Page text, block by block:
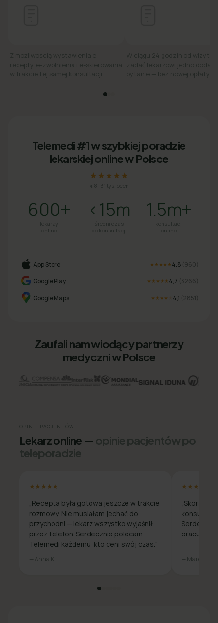
Z możliwością wystawienia e-
recepty, e-zwolnienia i e-skierowania
w trakcie tej samej konsultacji.
W ciągu 24 godzin od wizyty
zadać lekarzowi jedno
pytanie — bez nowej opłaty.
Telemedi #1 w szybkiej poradzie
lekarskiej online w Polsce
★★★★★
4.8 31 tys. ocen
600+
lekarzy
online
<15m
średni czas
do konsultacji
1.5m+
konsultacji
online
App Store ★★★★★ 4,8 (960
Google Play
★★★★★ 4,7 (3266
Google Maps ★★★★ 4,1 (2851
Zaufali nam wiodący partnerzy
medyczni w Polsce
OPINIE PACJENTÓW
Lekarz online —opinie pacjentów po
teleporadzie
★★★★★
„Recepta była gotowa jeszcze w trakcie
rozmowy. Nie musiałam jechać do
przychodni — lekarz wszystko wyjaśnił
przez telefon. Serdecznie polecam
Telemedi każdemu, kto ceni swój czas."
— Anna K.
★★★★★
pracuje
— Marcin W.